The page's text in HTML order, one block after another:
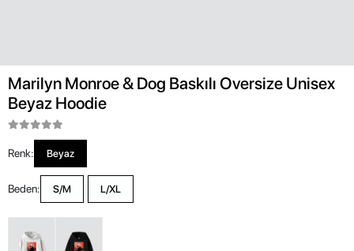
Marilyn Monroe & Dog Baskılı Oversize Unisex
Beyaz Hoodie
Renk: Beyaz
Beden: S/M L/XL